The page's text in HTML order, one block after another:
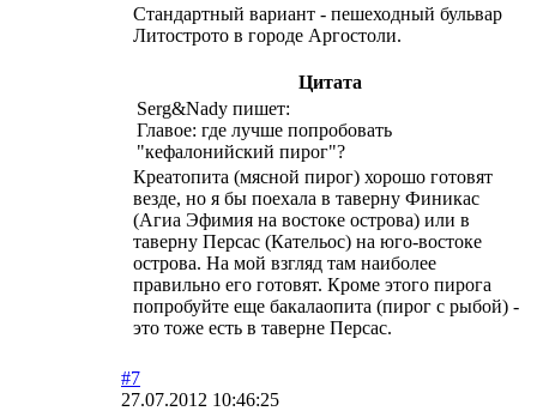
Стандартный вариант - пешеходный бульвар
Литострото в городе Аргостоли.
Цитата
Serg&Nady пишет:
Главое: где лучше попробовать
"кефалонийский пирог"?
Креатопита (мясной пирог) хорошо готовят
везде, но я бы поехала в таверну Финикас
(Агиа Эфимия на востоке острова) или в
таверну Персас (Кательос) на юго-востоке
острова. На мой взгляд там наиболее
правильно его готовят. Кроме этого пирога
попробуйте еще бакалаопита (пирог с рыбой) -
это тоже есть в таверне Персас.
#7
27.07.2012 10:46:25